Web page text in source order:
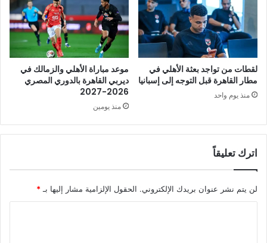
لقطات من تواجد بعثة الأهلي في
مطار القاهرة قبل التوجه إلى إسبانيا
منذ يوم واحد
موعد مباراة الأهلي والزمالك في
ديربي القاهرة بالدوري المصري
2026-2027
منذ يومين
اترك تعليقاً
لن يتم نشر عنوان بريدك الإلكتروني. الحقول الإلزامية مشار إليها بـ *